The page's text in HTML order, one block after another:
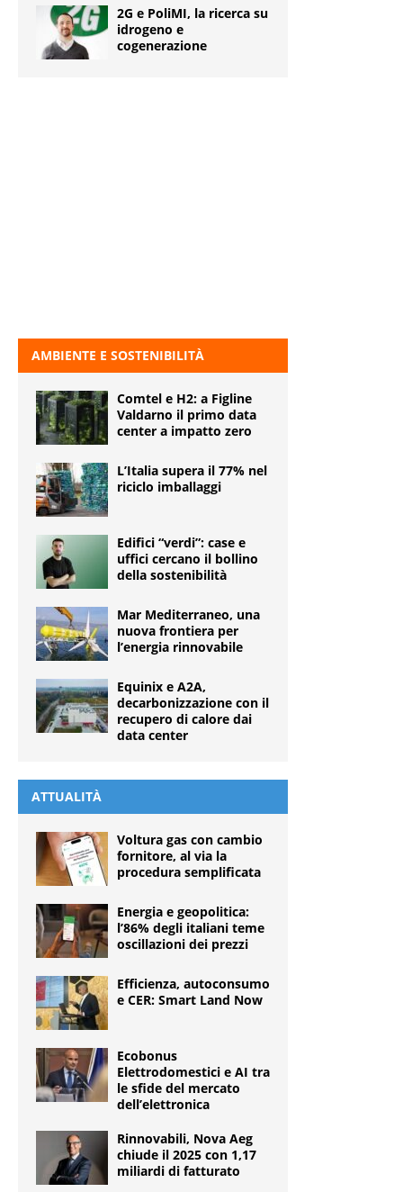
2G e PoliMI, la ricerca su
idrogeno e
cogenerazione
AMBIENTE E SOSTENIBILITÀ
Comtel e H2: a Figline
Valdarno il primo data
center a impatto zero
L’Italia supera il 77% nel
riciclo imballaggi
Edifici “verdi”: case e
uffici cercano il bollino
della sostenibilità
Mar Mediterraneo, una
nuova frontiera per
l’energia rinnovabile
Equinix e A2A,
decarbonizzazione con il
recupero di calore dai
data center
ATTUALITÀ
Voltura gas con cambio
fornitore, al via la
procedura semplificata
Energia e geopolitica:
l’86% degli italiani teme
oscillazioni dei prezzi
Efficienza, autoconsumo
e CER: Smart Land Now
Ecobonus
Elettrodomestici e AI tra
le sfide del mercato
dell’elettronica
Rinnovabili, Nova Aeg
chiude il 2025 con 1,17
miliardi di fatturato